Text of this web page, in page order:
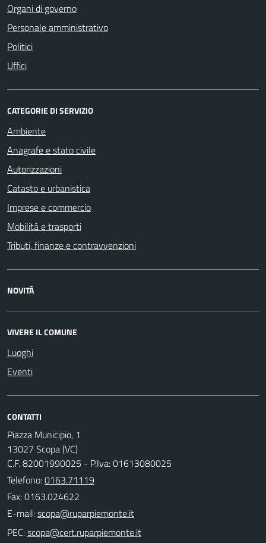
Organi di governo
Personale amministrativo
Politici
Uffici
CATEGORIE DI SERVIZIO
Ambiente
Anagrafe e stato civile
Autorizzazioni
Catasto e urbanistica
Imprese e commercio
Mobilità e trasporti
Tributi, finanze e contravvenzioni
NOVITÀ
VIVERE IL COMUNE
Luoghi
Eventi
CONTATTI
Piazza Municipio, 1
13027 Scopa (VC)
C.F. 82001990025 - P.Iva: 01613080025
Telefono:0163.71119
Fax: 0163.024622
E-mail:
PEC: